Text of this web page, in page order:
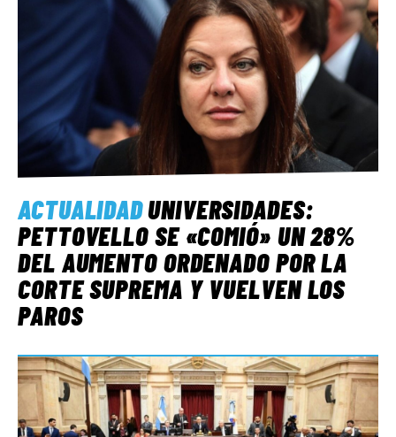
ACTUALIDADUNIVERSIDADES:
PETTOVELLO SE «COMIÓ» UN 28%
DEL AUMENTO ORDENADO POR LA
CORTE SUPREMA Y VUELVEN LOS
PAROS